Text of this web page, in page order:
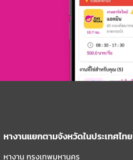
หางานแยกตามจังหวัดในประเทศไทย
หางาน กรุงเทพมหานคร